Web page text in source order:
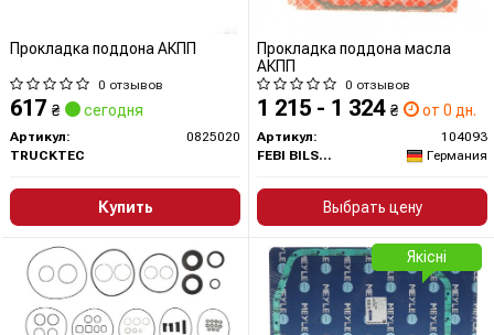
Прокладка поддона АКПП
0 отзывов
617 ₴ сегодня
Артикул:
0825020
TRUCKTEC
Купить
Прокладка поддона масла
АКПП
0 отзывов
1 215 - 1 324 ₴ от 0 дн.
Артикул:
104093
FEBI BILSTEIN
Германия
Выбрать цену
Якісні